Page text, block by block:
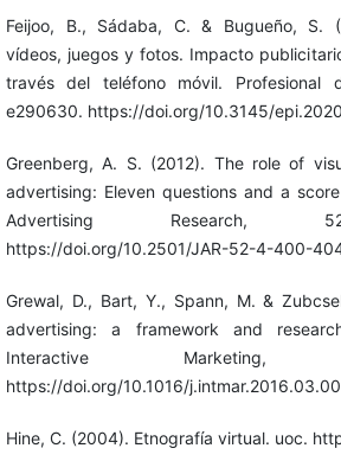
Feijoo, B., Sádaba, C. & Bugueño, S.
vídeos, juegos y fotos. Impacto
través del teléfono móvil. Profesional
e290630. https://doi.org/10.3145/
Greenberg, A. S. (2012). The role of
advertising: Eleven questions and a
Advertising Research,
https://doi.org/10.2501/JAR-52-4-400-
Grewal, D., Bart, Y., Spann, M. &
advertising: a framework and
Interactive
https://doi.org/10.1016/
Hine, C. (2004). Etnografía virtual. uoc.